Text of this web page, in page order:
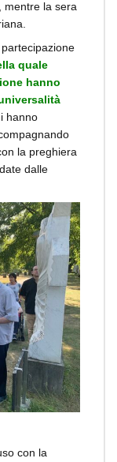
mentre la sera
quale
hanno
hanno
la preghiera
dalle
con la